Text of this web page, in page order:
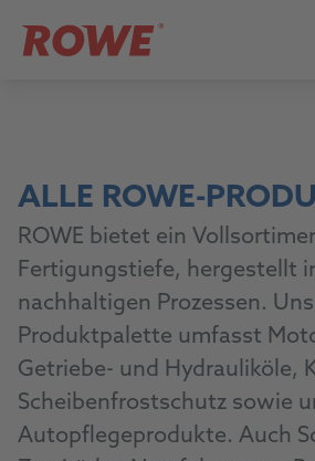
ALLE ROWE-
ROWE bietet ein
Fertigungstiefe, hergestellt
nachhaltigen Prozessen.
Produktpalette umfasst
Getriebe- und Hydrauliköle,
Scheibenfrostschutz sowie
Autopflegeprodukte. Auch